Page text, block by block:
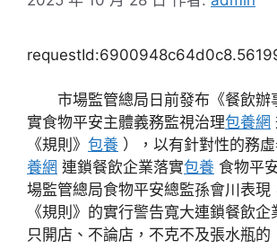
市場監管總局日前發布《餐飲辦
實食物平安主體義務監視治理包養網
《規則》 包養 ），以有針對性的務
養網 連鎖餐飲企業落實包養 食物平
場監管總局食物平安總監孫會川表現
《規則》的實行警告寬大連鎖餐飲
只開店、不論店，不克不及張水瓶的